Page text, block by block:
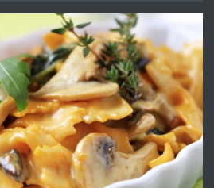
преди 1 година
за общи работници
преди 1 година